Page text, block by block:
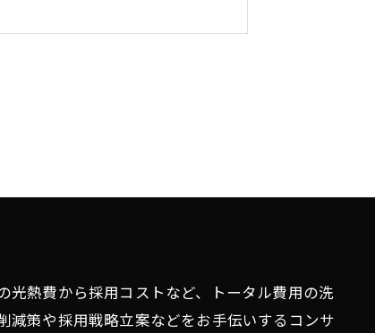
光熱費から採用コストなど、トータル費用の洗
減策や採用戦略立案などをお手伝いするコンサ